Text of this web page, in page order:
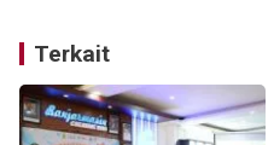
Terkait